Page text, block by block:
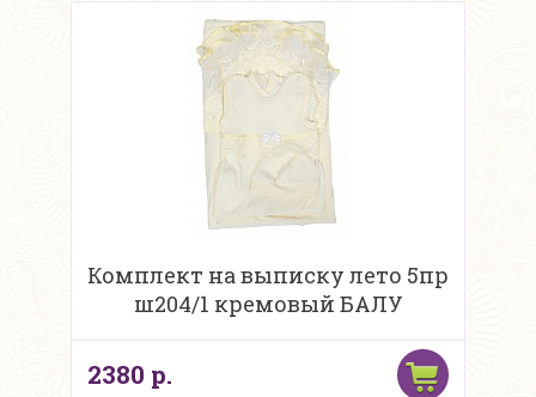
Комплект на выписку лето 5пр
ш204/1 кремовый БАЛУ
2380 р.